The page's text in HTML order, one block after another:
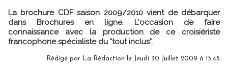
La brochure CDF saison 2009/2010 vient de débarquer
dans Brochures en ligne. L'occasion de faire
connaissance avec la production de ce croisiériste
francophone spécialiste du "tout inclus".
Rédigé par La Rédaction le Jeudi 30 Juillet 2009 à 15:45